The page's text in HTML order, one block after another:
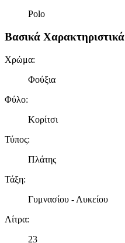
Polo
Βασικά Χαρακτηριστικά
Χρώμα:
Φούξια
Φύλο:
Κορίτσι
Τύπος:
Πλάτης
Τάξη:
Γυμνασίου - Λυκείου
Λίτρα:
23